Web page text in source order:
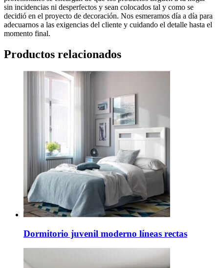
sin incidencias ni desperfectos y sean colocados tal y como se
decidió en el proyecto de decoración. Nos esmeramos día a día para
adecuarnos a las exigencias del cliente y cuidando el detalle hasta el
momento final.
Productos relacionados
Dormitorio juvenil moderno líneas rectas